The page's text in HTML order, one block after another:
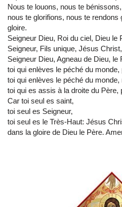
Nous te louons, nous te
nous te glorifions, nous te
gloire.
Seigneur Dieu, Roi du ciel, Dieu le
Seigneur, Fils unique, Jésus Christ,
Seigneur Dieu, Agneau de Dieu, le
toi qui enlèves le péché du
toi qui enlèves le péché du
toi qui es assis à la droite du Père,
Car toi seul es saint,
toi seul es Seigneur,
toi seul es le Très-Haut: Jésus
dans la gloire de Dieu le Père.